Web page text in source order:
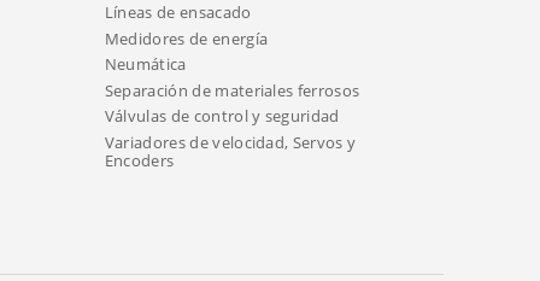
Líneas de ensacado
Medidores de energía
Neumática
Separación de materiales ferrosos
Válvulas de control y seguridad
Variadores de velocidad, Servos y
Encoders